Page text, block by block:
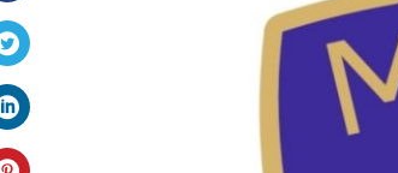
Facebook
Twitter
LinkedIn